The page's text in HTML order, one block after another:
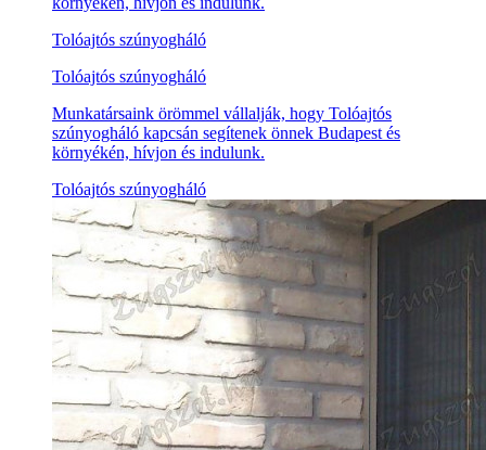
Tolóajtós szúnyogháló
Tolóajtós szúnyogháló
Munkatársaink örömmel vállalják, hogy Tolóajtós
szúnyogháló kapcsán segítenek önnek Budapest és
környékén, hívjon és indulunk.
Tolóajtós szúnyogháló